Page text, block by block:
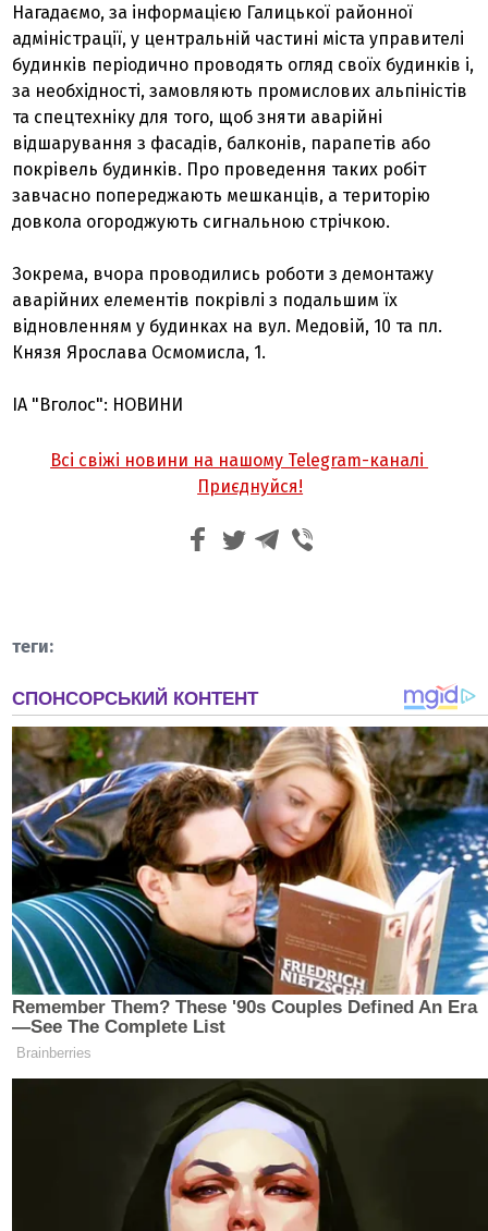
Нагадаємо, за інформацією Галицької районної
адміністрації, у центральній частині міста управителі
будинків періодично проводять огляд своїх будинків і,
за необхідності, замовляють промислових альпіністів
та спецтехніку для того, щоб зняти аварійні
відшарування з фасадів, балконів, парапетів або
покрівель будинків. Про проведення таких робіт
завчасно попереджають мешканців, а територію
довкола огороджують сигнальною стрічкою.
Зокрема, вчора проводились роботи з демонтажу
аварійних елементів покрівлі з подальшим їх
відновленням у будинках на вул. Медовій, 10 та пл.
Князя Ярослава Осмомисла, 1.
ІА "Вголос": НОВИНИ
Всі свіжі новини на нашому Telegram-каналі
Приєднуйся!